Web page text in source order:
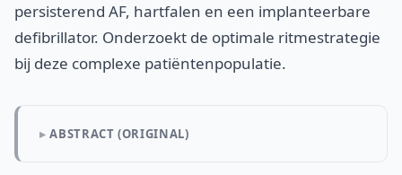
persisterend AF, hartfalen en een implanteerbare
defibrillator. Onderzoekt de optimale ritmestrategie
bij deze complexe patiëntenpopulatie.
ABSTRACT (ORIGINAL)